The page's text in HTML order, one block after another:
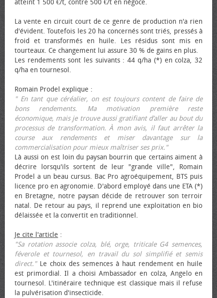
atteint 1 500 €/t, contre 500 €/t en négoce.
La vente en circuit court de ce genre de production n'a rien
d'évident. Toutefois les 20 ha concernés sont triés, pressés à
froid et transformés en huile. Les résidus sont mis en
tourteaux. Ce changement lui assure 30 % de gains en plus.
Les rendements sont les suivants : 44 q/ha (*) en colza, 32
q/ha en tournesol.
Romain Prodel explique :
" En tant que céréalier, on est toujours content de faire de
bons rendements. Ma motivation première reste
économique, mais je trouve aussi gratifiant d’aller au bout du
processus de transformation. À mon avis, il faut arrêter la
course aux rendements et miser davantage sur la
commercialisation pour mieux maîtriser ses prix."
Là aussi on est loin du paysan bourrin que certains aiment à
décrire lorsqu'ils sortent de leur "grande ville", Romain
Prodel a un beau cursus. Bac Pro agroéquipement, BTS puis
licence pro en agronomie. D'abord employé dans une ETA (*)
en Bretagne, notre paysan décide de retrouver son terroir
natal. De retour au pays, il reprend une exploitation en bio
délaissée et la convertit en traditionnel.
Je cite l'article :
"Sa rotation associe colza, blé, orge, triticale G4 semences,
féverole et tournesol, en travail du sol simplifié et semis
direct."Le choix des semences à haut rendement en huile
est primordial. Il a choisi Ambassador en colza, Angelo en
tournesol. L'itinéraire technique est classique mais il refuse
la pulvérisation d'insecticide.